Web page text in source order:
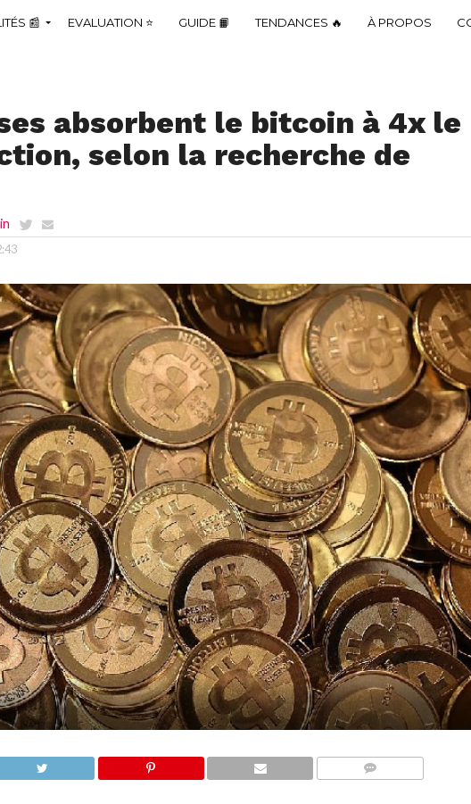
📰 EVALUATION ⭐ GUIDE 📙 TENDANCES 🔥 À PROPOS
absorbent le bitcoin à 4x le
selon la recherche de